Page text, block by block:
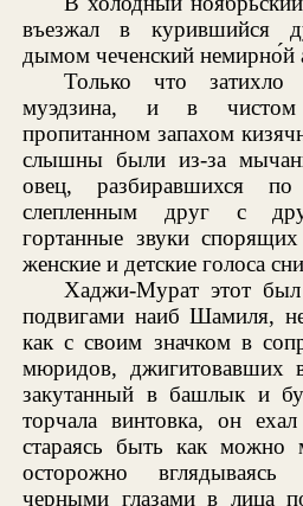
въезжал в курившийся
дымом чеченский немирно́й
Только что затихло
муэдзина, и в чистом
пропитанном запахом
слышны были из-за
овец, разбиравшихся
слепленным друг с
гортанные звуки
женские и детские голоса
Хаджи-Мурат этот
подвигами наиб Шамиля,
как с своим значком в
мюридов, джигитовавших
закутанный в башлык и
торчала винтовка, он
стараясь быть как можно
осторожно
черными глазами в лица